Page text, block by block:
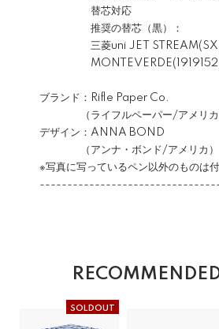
替芯対応
推奨の替芯（黒）：
三菱uni JET
ブランド：Rifle Paper Co.
（ライフルペーパー/アメリカ
デザイン：ANNA BOND
（アンナ・ボンド/アメリカ）
※写真に写っているペン以外のものは付
SOLDOUT